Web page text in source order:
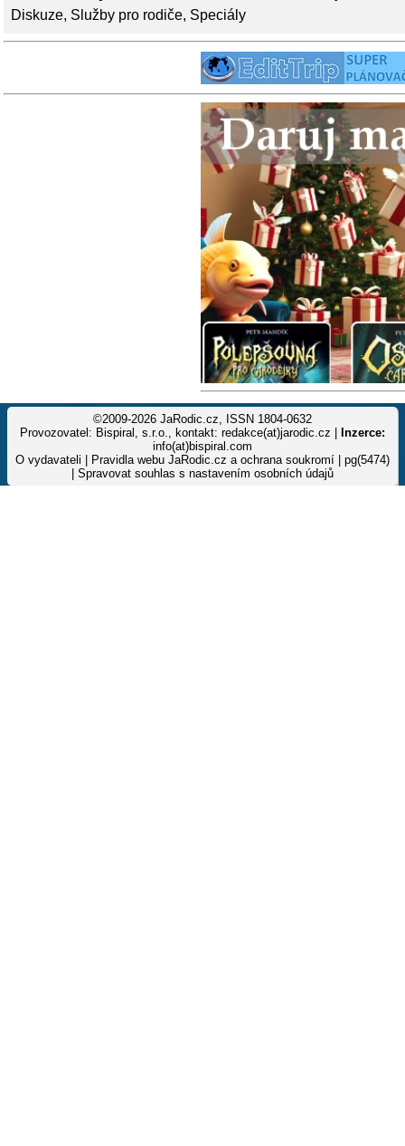
Diskuze, Služby pro rodiče, Speciály
©2009-2026 JaRodic.cz, ISSN 1804-0632
Provozovatel: Bispiral, s.r.o., kontakt: redakce(at)jarodic.cz |
Inzerce:
info(at)bispiral.com
O vydavateli
Pravidla webu JaRodic.cz a ochrana soukromí | pg(5474)
Spravovat souhlas s nastavením osobních údajů